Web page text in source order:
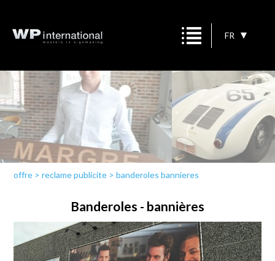
FR
offre >reclame publicite >banderoles bannieres
Banderoles - bannières